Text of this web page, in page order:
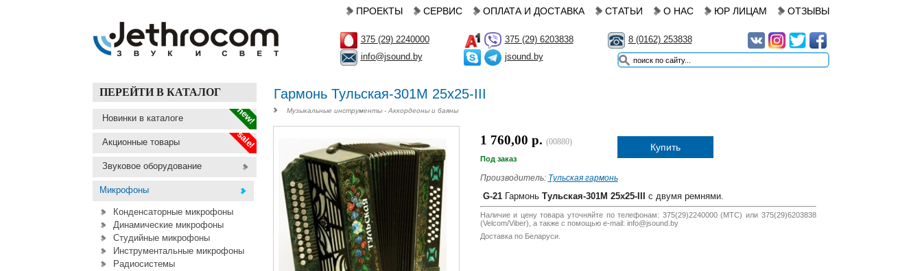
ПРОЕКТЫ СЕРВИС ОПЛАТА И ДОСТАВКА СТАТЬИ О НАС ЮР ЛИЦАМ ОТЗЫВЫ
375 (29) 2240000
info@jsound.by
375 (29) 6203838
jsound.by
8 (0162) 253838
ПЕРЕЙТИ В КАТАЛОГ
new!
Новинки в каталоге
sale!
Акционные товары
Звуковое оборудование
Микрофоны
Конденсаторные микрофоны
Динамические микрофоны
Студийные микрофоны
Инструментальные микрофоны
Радиосистемы
Гармонь Тульская-301М 25х25-III
Музыкальные инструменты - Аккордеоны и баяны
Купить
1 760,00 р. (00880)
Под заказ
Производитель: Тульская гармонь
G-21Гармонь Тульская-301М 25х25-III с двумя ремнями.
Наличие и цену товара уточняйте по телефонам: 375(29)2240000 (МТС) или 375(29)6203838
(Velcom/Viber), а также с помощью e-mail: info@jsound.by
Доставка по Беларуси.